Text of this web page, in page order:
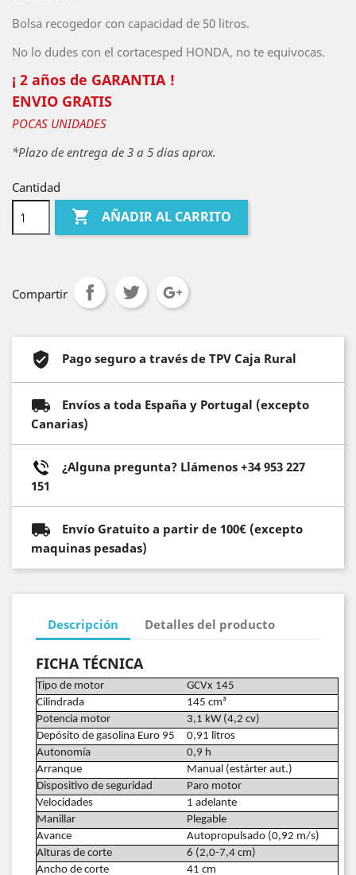
Bolsa recogedor con capacidad de 50 litros.
No lo dudes con el cortacesped HONDA, no te equivocas.
¡ 2 años de GARANTIA !
ENVIO GRATIS
POCAS UNIDADES
*Plazo de entrega de 3 a 5 dias aprox.
Cantidad
 AÑADIR AL CARRITO
Compartir
Pago seguro a través de TPV Caja Rural
Envíos a toda España y Portugal (excepto
Canarias)
¿Alguna pregunta? Llámenos +34 953 227
151
Envío Gratuito a partir de 100€ (excepto
maquinas pesadas)
Descripción Detalles del producto
FICHA TÉCNICA
Tipo de motor
GCVx 145
Cilindrada
145 cm³
Potencia motor
3,1 kW (4,2 cv)
Depósito de gasolina Euro 95
0,91 litros
Autonomía
0,9 h
Arranque
Manual (estárter aut.)
Dispositivo de seguridad
Paro motor
Velocidades
1 adelante
Manillar
Plegable
Avance
Autopropulsado (0,92 m/s)
Alturas de corte
6 (2,0-7,4 cm)
Ancho de corte
41 cm